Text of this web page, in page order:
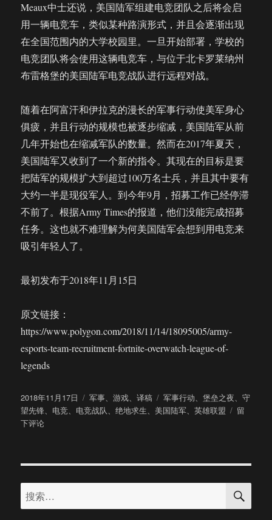
Meaux中士还说，美国陆军组建电竞团队之后将会启
用一辆电竞车，类似某种路演形式，并且会逐渐出现
在全国范围内的大学校园里。一旦开始部署，学校的
电竞团队将会使用这辆电竞车，与位于北卡罗莱纳州
布雷格堡的美国陆军电竞战队进行远程对战。
随着在阿富汗和伊拉克的漫长的军事行动使美军身心
俱疲，并且行动的规模也被逐步缩减，美国陆军从前
几年开始也在缩减军队的数量。然而在2017年夏天，
美国陆军又收到了一个新的指令。其现在的目标是要
把陆军的规模扩大到超过100万名士兵，并且其中要有
大约一半是现役军人。到今年9月，招募工作已经停滞
不前了。根据Army Times的报道，他们没能完成招募
任务。这也就不难理解为何美国陆军会想到用电竞来
吸引年轻人了。
最初发布于2018年11月15日
原文链接：
https://www.polygon.com/2018/11/14/18095005/army-
esports-team-recruitment-fortnite-overwatch-league-of-
legends
发
布
于
2018年11月17日
分
类
军事、游戏、译稿
标
签
军事行动、堡垒之夜、守
望先锋、 电竞、 电竞战队、绝地求生、 美国陆军、英雄联盟
于
军
在
组
建
留
下评论
搜
索：
搜